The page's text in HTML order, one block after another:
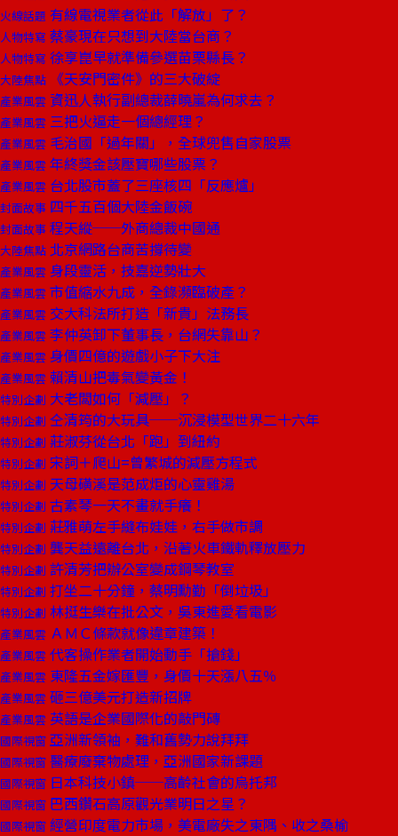
火線話題 有線電視業者從此「解放」了？
人物特寫 蔡豪現在只想到大陸當台商？
人物特寫 徐享崑早就準備參選苗栗縣長？
大陸焦點 《天安門密件》的三大破綻
產業風雲 資迅人執行副總裁薛曉嵐為何求去？
產業風雲 三把火逼走一個總經理？
產業風雲 毛治國「過年關」，全球兜售自家股票
產業風雲 年終獎金該壓寶哪些股票？
產業風雲 台北股市蓋了三座核四「反應爐」
封面故事 四千五百個大陸金飯碗
封面故事 程天縱──外商總裁中國通
大陸焦點 北京網路台商苦撐待變
產業風雲 身段靈活，技嘉逆勢壯大
產業風雲 市值縮水九成，全錄瀕臨破產？
產業風雲 交大科法所打造「新貴」法務長
產業風雲 李仲英卸下董事長，台網失靠山？
產業風雲 身價四億的遊戲小子下大注
產業風雲 賴清山把毒氣變黃金！
特別企劃 大老闆如何「減壓」？
特別企劃 仝清筠的大玩具──沉浸模型世界二十六年
特別企劃 莊淑芬從台北「跑」到紐約
特別企劃 宋詞＋爬山=曾繁城的減壓方程式
特別企劃 天母磺溪是范成炬的心靈雞湯
特別企劃 古素琴一天不畫就手癢！
特別企劃 莊雅萌左手縫布娃娃，右手做市調
特別企劃 龔天益遠離台北，沿著火車鐵軌釋放壓力
特別企劃 許清芳把辦公室變成鋼琴教室
特別企劃 打坐二十分鐘，蔡明勳勤「倒垃圾」
特別企劃 林挺生樂在批公文，吳東進愛看電影
產業風雲 ＡＭＣ條款就像違章建築！
產業風雲 代客操作業者開始動手「搶錢」
產業風雲 東隆五金嫁匯豐，身價十天漲八五％
產業風雲 砸三億美元打造新招牌
產業風雲 英語是企業國際化的敲門磚
國際視窗 亞洲新領袖，難和舊勢力說拜拜
國際視窗 醫療廢棄物處理，亞洲國家新課題
國際視窗 日本科技小鎮──高齡社會的烏托邦
國際視窗 巴西鑽石高原觀光業明日之星？
國際視窗 經營印度電力市場，美電廠失之東隅、收之桑榆